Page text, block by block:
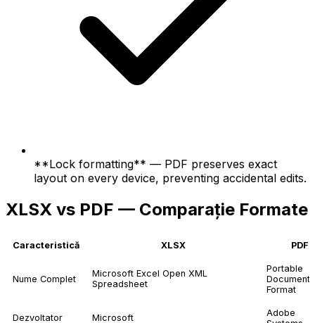
**Lock formatting** — PDF preserves exact
layout on every device, preventing accidental edits.
XLSX vs PDF — Comparație Formate
Caracteristică XLSX PDF
Nume Complet
Microsoft Excel Open XML
Spreadsheet
Portable
Document
Format
Dezvoltator Microsoft
Adobe